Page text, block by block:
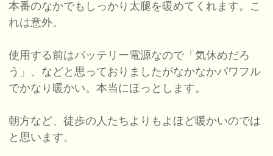
本番のなかでもしっかり太腿を暖めてくれます。こ
れは意外。
使用する前はバッテリー電源なので「気休めだろ
う」、などと思っておりましたがなかなかパワフル
でかなり暖かい。本当にほっとします。
朝方など、徒歩の人たちよりもよほど暖かいのでは
と思います。